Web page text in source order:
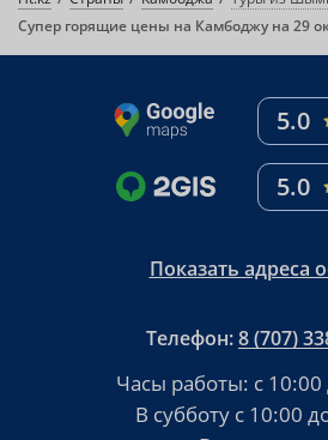
5.0
5.0
Показать адреса
Телефон:8 (707)
Часы работы: с
В субботу с 10:00